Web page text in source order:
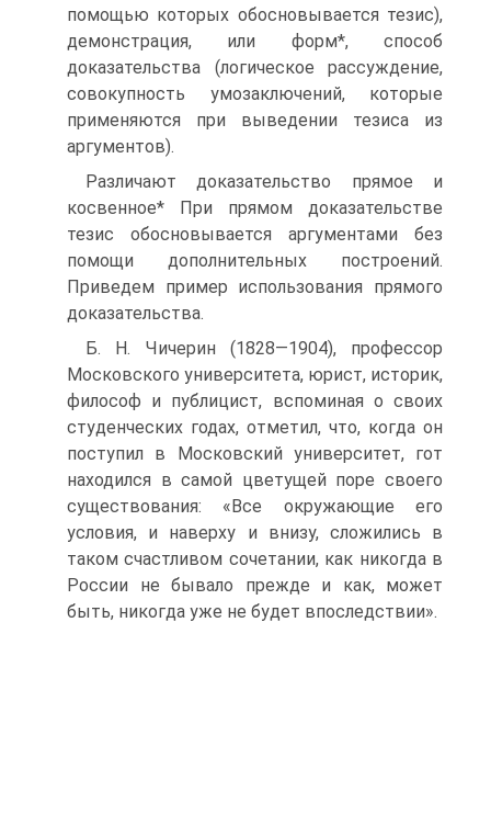
помощью которых обосновывается тезис),
демонстрация, или форм*, способ
доказательства (логическое рассуждение,
совокупность умозаключений, которые
применяются при выведении тезиса из
аргументов).
Различают доказательство прямое и
косвенное* При прямом доказательстве
тезис обосновывается аргументами без
помощи дополнительных построений.
Приведем пример использования прямого
доказательства.
Б. Н. Чичерин (1828—1904), профессор
Московского университета, юрист, историк,
философ и публицист, вспоминая о своих
студенческих годах, отметил, что, когда он
поступил в Московский университет, гот
находился в самой цветущей поре своего
существования: «Все окружающие его
условия, и наверху и внизу, сложились в
таком счастливом сочетании, как никогда в
России не бывало прежде и как, может
быть, никогда уже не будет впоследствии».